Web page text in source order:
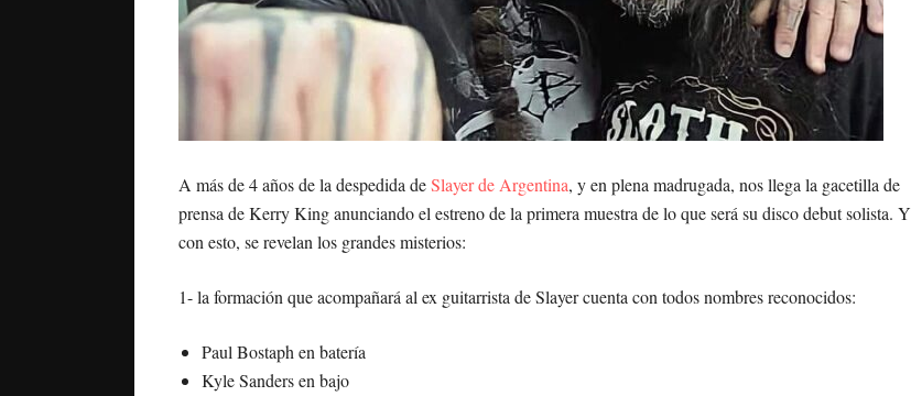
A más de 4 años de la despedida deSlayer de Argentina, y en plena madrugada, nos llega la gacetilla de
prensa de Kerry King anunciando el estreno de la primera muestra de lo que será su disco debut solista. Y
con esto, se revelan los grandes misterios:
1- la formación que acompañará al ex guitarrista de Slayer cuenta con todos nombres reconocidos:
Paul Bostaph en batería
Kyle Sanders en bajo